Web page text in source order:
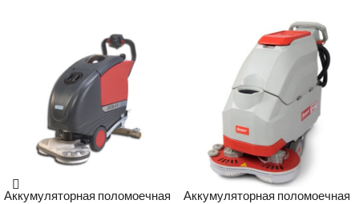
Аккумуляторная поломоечная
Аккумуляторная поломоечная